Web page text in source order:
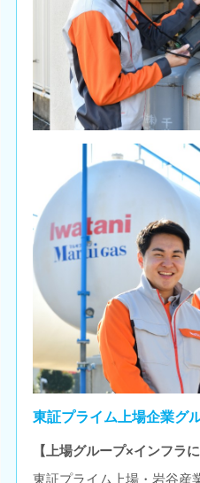
東証プライム上場企業グ
【上場グループ×インフラ
東証プライム上場・岩谷産